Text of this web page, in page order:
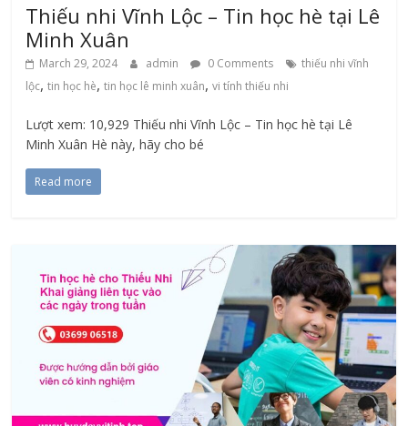
Thiếu nhi Vĩnh Lộc – Tin học hè tại Lê
Minh Xuân
March 29, 2024 admin 0 Comments
thiếu nhi vĩnh
lộc,tin học hè,tin học lê minh xuân,vi tính thiếu nhi
Lượt xem: 10,929 Thiếu nhi Vĩnh Lộc – Tin học hè tại Lê
Minh Xuân Hè này, hãy cho bé
Read more